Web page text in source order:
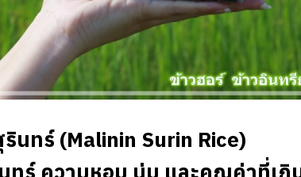
นทร์ (Malinin Surin Rice)